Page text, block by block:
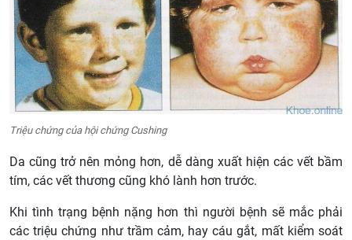
Triệu chứng của hội chứng Cushing
Da cũng trở nên mỏng hơn, dễ dàng xuất hiện các vết bầm
tím, các vết thương cũng khó lành hơn trước.
Khi tình trạng bệnh nặng hơn thì người bệnh sẽ mắc phải
các triệu chứng như trầm cảm, hay cáu gắt, mất kiểm soát